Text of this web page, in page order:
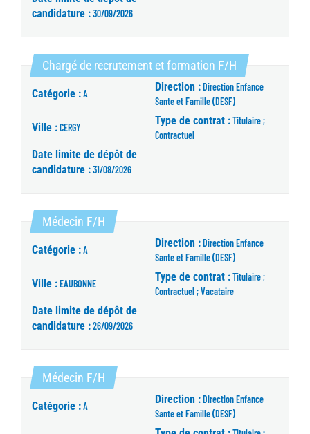
candidature :30/09/2026
Chargé de recrutement et formation F/H (Nouvelle
Catégorie :A
Direction :Direction Enfance
Sante et Famille (DESF)
Ville :CERGY
Type de contrat :Titulaire ;
Contractuel
Date limite de dépôt de
candidature :31/08/2026
Médecin F/H (Nouvelle fenêtre)
Catégorie :A
Direction :Direction Enfance
Sante et Famille (DESF)
Ville :EAUBONNE
Type de contrat :Titulaire ;
Contractuel ; Vacataire
Date limite de dépôt de
candidature :26/09/2026
Médecin F/H (Nouvelle fenêtre)
Catégorie :A
Direction :Direction Enfance
Sante et Famille (DESF)